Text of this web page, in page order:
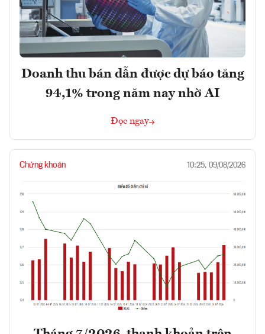
Doanh thu bán dẫn được dự báo tăng
94,1% trong năm nay nhờ AI
Đọc ngay
Chứng khoán 10:25, 09/08/2026